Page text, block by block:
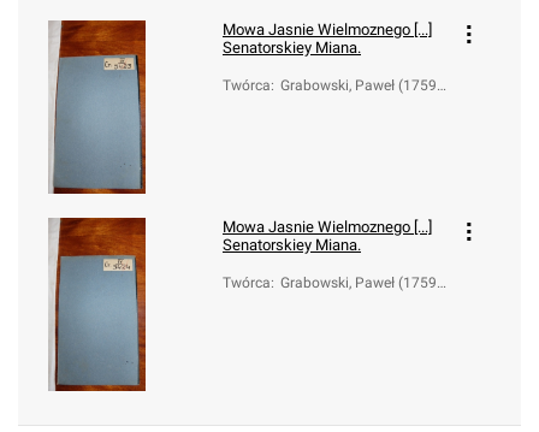
Mowa Jasnie Wielmoznego [...]
Senatorskiey Miana.
Twórca: Grabowski, Paweł (1759-1
Mowa Jasnie Wielmoznego [...]
Senatorskiey Miana.
Twórca: Grabowski, Paweł (1759-1